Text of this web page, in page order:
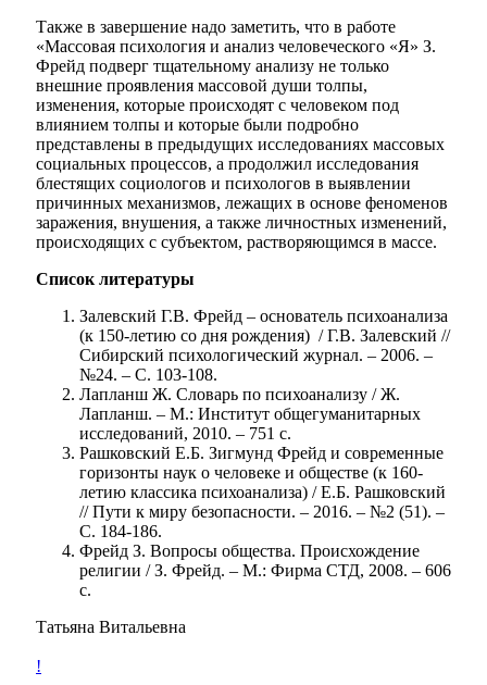
Также в завершение надо заметить, что в работе
«Массовая психология и анализ человеческого «Я» З.
Фрейд подверг тщательному анализу не только
внешние проявления массовой души толпы,
изменения, которые происходят с человеком под
влиянием толпы и которые были подробно
представлены в предыдущих исследованиях массовых
социальных процессов, а продолжил исследования
блестящих социологов и психологов в выявлении
причинных механизмов, лежащих в основе феноменов
заражения, внушения, а также личностных изменений,
происходящих с субъектом, растворяющимся в массе.
Список литературы
Залевский Г.В. Фрейд – основатель психоанализа
(к 150-летию со дня рождения) / Г.В. Залевский //
Сибирский психологический журнал. – 2006. –
№24. – С. 103-108.
Лапланш Ж. Словарь по психоанализу / Ж.
Лапланш. – М.: Институт общегуманитарных
исследований, 2010. – 751 с.
Рашковский Е.Б. Зигмунд Фрейд и современные
горизонты наук о человеке и обществе (к 160-
летию классика психоанализа) / Е.Б. Рашковский
// Пути к миру безопасности. – 2016. – №2 (51). –
С. 184-186.
Фрейд З. Вопросы общества. Происхождение
религии / З. Фрейд. – М.: Фирма СТД, 2008. – 606
с.
Татьяна Витальевна
!